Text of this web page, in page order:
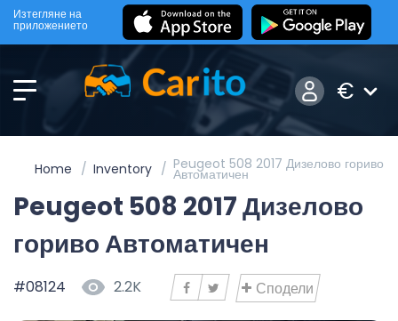
Изтегляне на
приложението
€
Home Inventory Peugeot 508 2017 Дизелово гориво
Автоматичен
Peugeot 508 2017 Дизелово
гориво Автоматичен
#08124 2.2K Сподели